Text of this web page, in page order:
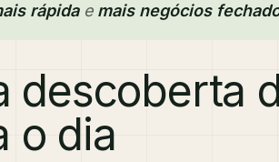
rápidae mais negócios
descoberta
o dia